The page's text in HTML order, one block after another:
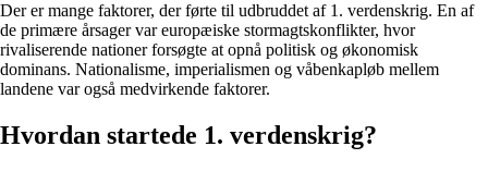
Der er mange faktorer, der førte til udbruddet af 1. verdenskrig. En af
de primære årsager var europæiske stormagtskonflikter, hvor
rivaliserende nationer forsøgte at opnå politisk og økonomisk
dominans. Nationalisme, imperialismen og våbenkapløb mellem
landene var også medvirkende faktorer.
Hvordan startede 1. verdenskrig?